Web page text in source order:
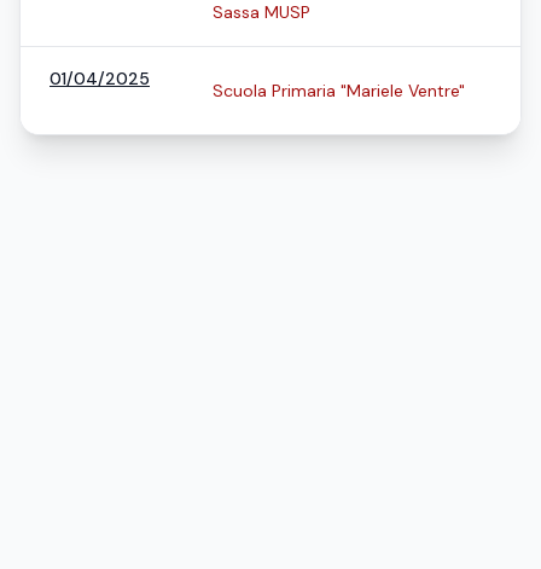
Sassa MUSP
01/04/2025
Scuola Primaria "Mariele Ventre"